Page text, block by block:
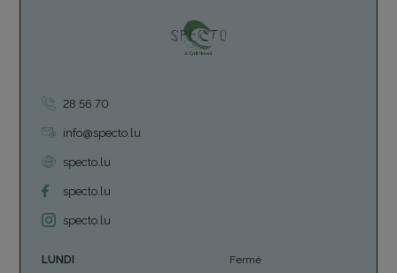
28 56 70
info@specto.lu
specto.lu
specto.lu
specto.lu
LUNDI
Fermé